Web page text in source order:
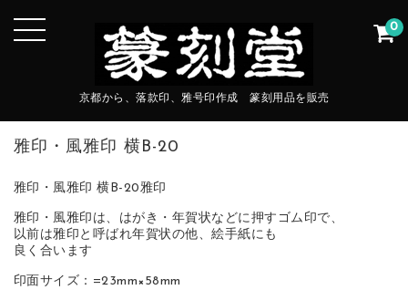
京都から、落款印、雅号印作成 篆刻用品を販売
0
雅印・風雅印 横B-20
雅印・風雅印 横B-20雅印
雅印・風雅印は、はがき・年賀状などに押すゴム印で、
以前は雅印と呼ばれ年賀状の他、絵手紙にも
良く合います
印面サイズ：=23mm×58mm